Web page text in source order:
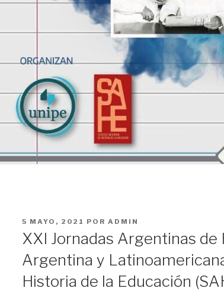
PUBLICADO
5 MAYO, 2021 POR ADMIN
XXI Jornadas Argentinas
Argentina y
Historia de la Educación